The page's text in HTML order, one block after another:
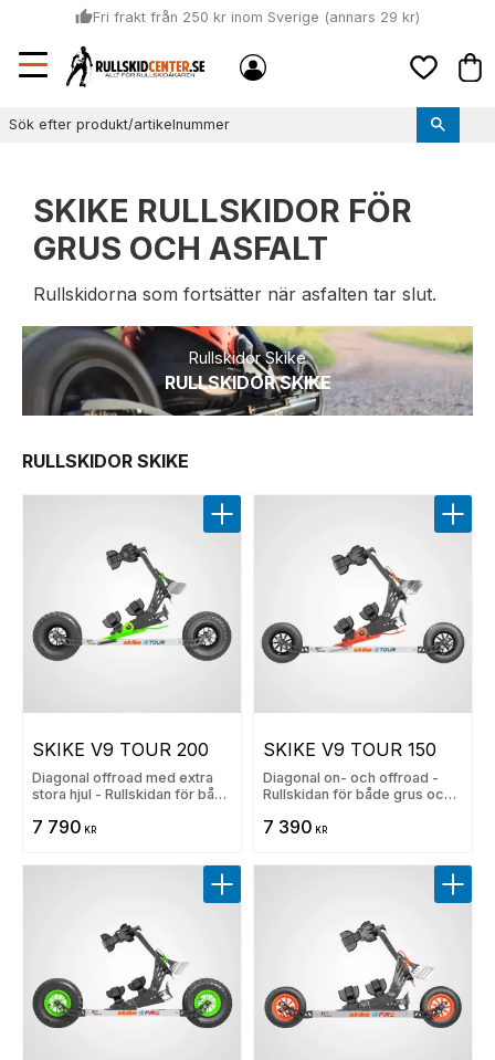
Meny
thumb_upFri frakt från 250 kr inom Sverige (annars 29 kr)
local_shipping
Sommar: Beställ innan kl 11:00 (mån-ons) och vi skickar lagervaror
samma dag
SKIKE RULLSKIDOR FÖR
GRUS OCH ASFALT
Rullskidorna som fortsätter när asfalten tar slut.
Rullskidor Skike
RULLSKIDOR SKIKE
RULLSKIDOR SKIKE
SKIKE V9 TOUR 200
Diagonal offroad med extra
stora hjul - Rullskidan för både
7 790 KR
Lägg till i favoriter
SKIKE V9 TOUR 150
Diagonal on- och offroad -
Rullskidan för både grus och
7 390 KR
Lägg
Lägg till i favoriter Lägg